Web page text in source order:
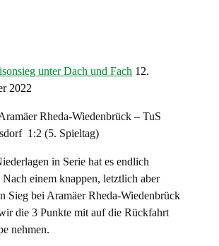
unter Dach und Fach 12.
2022
Rheda-Wiedenbrück – TuS
1:2 (5. Spieltag)
in Serie hat es endlich
Nach einem knappen, letztlich aber
Sieg bei Aramäer Rheda-Wiedenbrück
die 3 Punkte mit auf die Rückfahrt
nehmen.